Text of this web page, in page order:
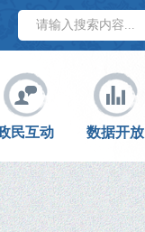
民互动 数据开放